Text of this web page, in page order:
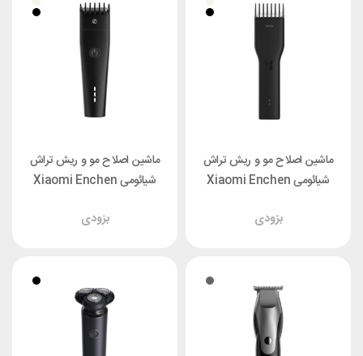
ماشین اصلاح مو و ریش تراش
شیائومی Xiaomi Enchen
بزودی
ماشین اصلاح مو و ریش تراش
شیائومی Xiaomi Enchen
بزودی